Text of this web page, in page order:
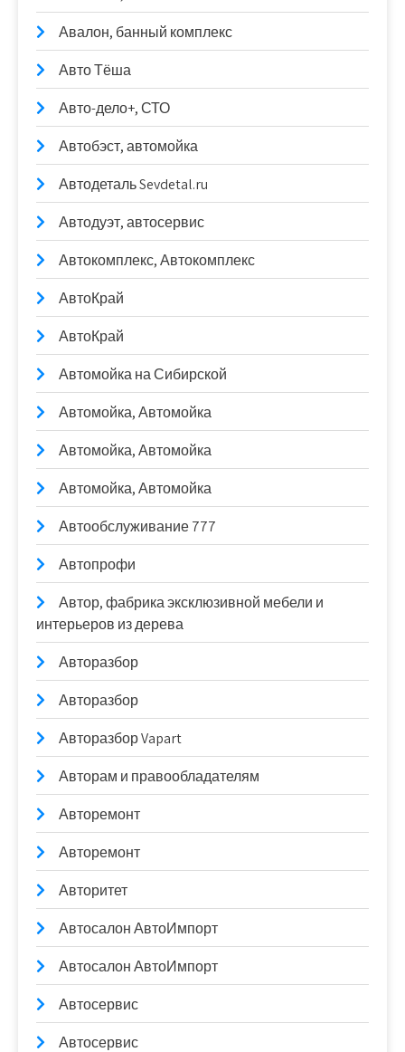
Авалон, банный комплекс
Авто Тёша
Авто-дело+, СТО
Автобэст, автомойка
Автодеталь Sevdetal.ru
Автодуэт, автосервис
Автокомплекс, Автокомплекс
АвтоКрай
АвтоКрай
Автомойка на Сибирской
Автомойка, Автомойка
Автомойка, Автомойка
Автомойка, Автомойка
Автообслуживание 777
Автопрофи
Автор, фабрика эксклюзивной мебели и
интерьеров из дерева
Авторазбор
Авторазбор
Авторазбор Vapart
Авторам и правообладателям
Авторемонт
Авторемонт
Авторитет
Автосалон АвтоИмпорт
Автосалон АвтоИмпорт
Автосервис
Автосервис